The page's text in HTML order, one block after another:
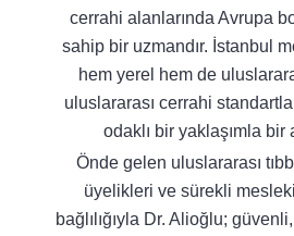
cerrahi alanlarında Avrupa
sahip bir uzmandır. İstanbul
hem yerel hem de
uluslararası cerrahi
odaklı bir yaklaşımla bir
Önde gelen uluslararası
üyelikleri ve sürekli
bağlılığıyla Dr. Alioğlu;